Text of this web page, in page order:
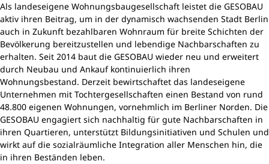
Als landeseigene Wohnungsbaugesellschaft leistet die GESOBAU
aktiv ihren Beitrag, um in der dynamisch wachsenden Stadt Berlin
auch in Zukunft bezahlbaren Wohnraum für breite Schichten der
Bevölkerung bereitzustellen und lebendige Nachbarschaften zu
erhalten. Seit 2014 baut die GESOBAU wieder neu und erweitert
durch Neubau und Ankauf kontinuierlich ihren
Wohnungsbestand. Derzeit bewirtschaftet das landeseigene
Unternehmen mit Tochtergesellschaften einen Bestand von rund
48.800 eigenen Wohnungen, vornehmlich im Berliner Norden. Die
GESOBAU engagiert sich nachhaltig für gute Nachbarschaften in
ihren Quartieren, unterstützt Bildungsinitiativen und Schulen und
wirkt auf die sozialräumliche Integration aller Menschen hin, die
in ihren Beständen leben.